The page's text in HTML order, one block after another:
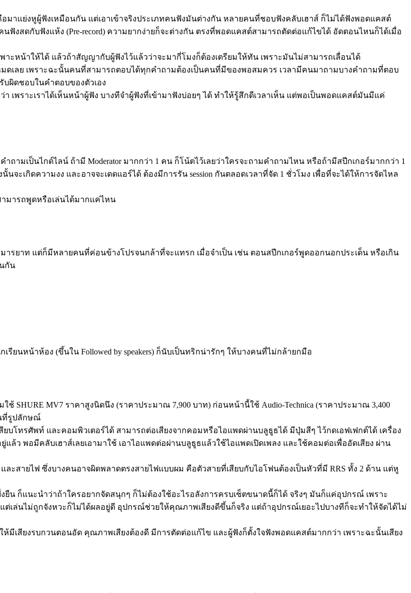
าแย่งหูผู้ฟังเหมือนกัน แต่เอาเข้าจริงประเภทคนฟังมันต่างกัน หลายคนที่ชอบฟังคลับเฮาส์ ก็ไม่ได้ฟังพอดแคสต์
งสดกับฟังแห้ง (Pre-record) ความยากง่ายก็จะต่างกัน ตรงที่พอดแคสต์สามารถตัดต่อแก้ไขได้ อัดตอนไหนก็ได้เมื่อ
ะหน้าให้ได้ แล้วถ้าสัญญากับผู้ฟังไว้แล้วว่าจะมากี่โมงก็ต้องเตรียมให้ทัน เพราะมันไม่สามารถเลื่อนได้
เลย เพราะฉะนั้นคนที่สามารถตอบได้ทุกคำถามต้องเป็นคนที่มีของพอสมควร เวลามีคนมาถามบางคำถามที่ตอบ
บผิดชอบในคำตอบของตัวเอง
เพราะเราได้เห็นหน้าผู้ฟัง บางทีจำผู้ฟังที่เข้ามาฟังบ่อยๆ ได้ ทำให้รู้สึกดีเวลาเห็น แต่พอเป็นพอดแคสต์มันมีแค่
ามเป็นไกด์ไลน์ ถ้ามี Moderator มากกว่า 1 คน ก็โน้ตไว้เลยว่าใครจะถามคำถามไหน หรือถ้ามีสปีกเกอร์มากกว่า 1
เกิดความงง และอาจจะเดดแอร์ได้ ต้องมีการรัน session กันตลอดเวลาที่จัด 1 ชั่วโมง เพื่อที่จะได้ให้การจัดไหล
ามารถพูดหรือเล่นได้มากแค่ไหน
ารยาท แต่ก็มีหลายคนที่ค่อนข้างโปรจนกล้าที่จะแทรก เมื่อจำเป็น เช่น ตอนสปีกเกอร์พูดออกนอกประเด็น หรือเกิน
กัน
ยนหน้าห้อง (ขึ้นใน Followed by speakers) ก็นับเป็นทริกน่ารักๆ ให้บางคนที่ไม่กล้ายกมือ
ช้ SHURE MV7 ราคาสูงนิดนึง (ราคาประมาณ 7,900 บาท) ก่อนหน้านี้ใช้ Audio-Technica (ราคาประมาณ 3,400
ที่รูปลักษณ์
ยบโทรศัพท์ และคอมพิวเตอร์ได้ สามารถต่อเสียงจากคอมหรือไอแพดผ่านบลูธูธได้ มีปุ่มสีๆ ไว้กดเอฟเฟกต์ได้ เครื่อง
ล้ว พอมีคลับเฮาส์เลยเอามาใช้ เอาไอแพดต่อผ่านบลูธูธแล้วใช้ไอแพดเปิดเพลง และใช้คอมต่อเพื่ออัดเสียง ผ่าน
ะสายไฟ ซึ่งบางคนอาจผิดพลาดตรงสายไฟแบบผม คือตัวสายที่เสียบกับไอโฟนต้องเป็นหัวที่มี RRS ทั้ง 2 ด้าน แต่หู
น ก็แนะนำว่าถ้าใครอยากจัดสนุกๆ ก็ไม่ต้องใช้อะไรอลังการครบเซ็ตขนาดนี้ก็ได้ จริงๆ มันก็แค่อุปกรณ์ เพราะ
เล่นไม่ถูกจังหวะก็ไม่ได้ผลอยู่ดี อุปกรณ์ช่วยให้คุณภาพเสียงดีขึ้นก็จริง แต่ถ้าอุปกรณ์เยอะไปบางทีก็จะทำให้จัดได้ไม่
มีเสียงรบกวนตอนอัด คุณภาพเสียงต้องดี มีการตัดต่อแก้ไข และผู้ฟังก็ตั้งใจฟังพอดแคสต์มากกว่า เพราะฉะนั้นเสียง